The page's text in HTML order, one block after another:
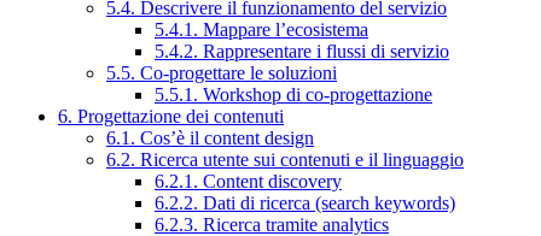
5.4. Descrivere il funzionamento del servizio
5.4.1. Mappare l’ecosistema
5.4.2. Rappresentare i flussi di servizio
5.5. Co-progettare le soluzioni
5.5.1. Workshop di co-progettazione
6. Progettazione dei contenuti
6.1. Cos’è il content design
6.2. Ricerca utente sui contenuti e il linguaggio
6.2.1. Content discovery
6.2.2. Dati di ricerca (search keywords)
6.2.3. Ricerca tramite analytics